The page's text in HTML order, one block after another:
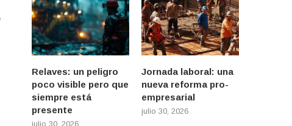
Relaves: un peligro
poco visible pero que
siempre está
presente
julio 30, 2026
Jornada laboral: una
nueva reforma pro-
empresarial
julio 30, 2026